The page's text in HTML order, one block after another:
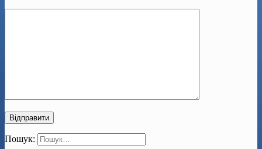
Пошук: